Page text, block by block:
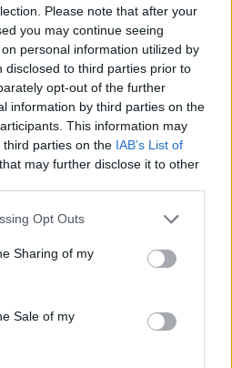
Please note that after your
you may continue seeing
personal information utilized by
disclosed to third parties prior to
opt-out of the further
information by third parties on the
This information may
parties on the IAB’s List of
that may further disclose it to other
Opt Outs
Sharing of my
Sale of my
paura
pure l'Europa
forti